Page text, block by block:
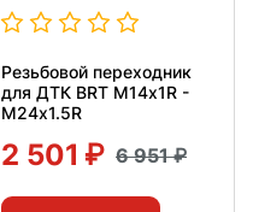
Резьбовой переходник
для ДТК BRT М14x1R -
М24x1.5R
2 501 6 951